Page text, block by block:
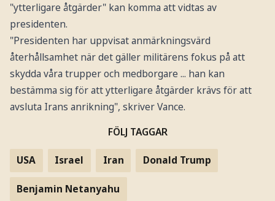
"ytterligare åtgärder" kan komma att vidtas av
presidenten.
"Presidenten har uppvisat anmärkningsvärd
återhållsamhet när det gäller militärens fokus på att
skydda våra trupper och medborgare ... han kan
bestämma sig för att ytterligare åtgärder krävs för att
avsluta Irans anrikning", skriver Vance.
FÖLJ TAGGAR
USA Israel Iran Donald Trump
Benjamin Netanyahu